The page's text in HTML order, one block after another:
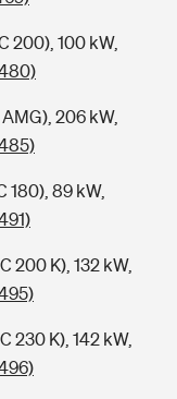
200), 100 kW,
206 kW,
180), 89 kW,
200 K), 132 kW,
230 K), 142 kW,